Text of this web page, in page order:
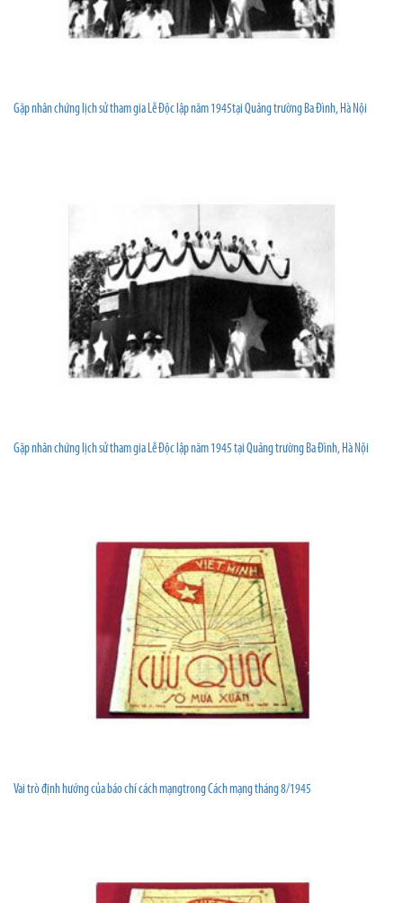
Gặp nhân chứng lịch sử tham gia Lễ Độc lập năm 1945tại Quảng trường Ba Đình, Hà Nội
Gặp nhân chứng lịch sử tham gia Lễ Độc lập năm 1945 tại Quảng trường Ba Đình, Hà Nội
Vai trò định hướng của báo chí cách mạngtrong Cách mạng tháng 8/1945